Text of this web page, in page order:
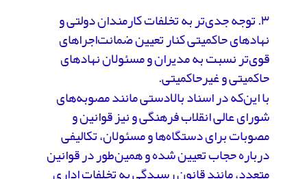
۳. توجه جدی‌تر به تخلفات کارمندان دولتی و
نهادهای حاکمیتی کنار تعیین ضمانت‌اجراهای
قوی‌تر نسبت به مدیران و مسئولان نهادهای
حاکمیتی و غیرحاکمیتی.
با این‌که در اسناد بالادستی مانند مصوبه‌های
شورای عالی انقلاب فرهنگی و نیز قوانین و
مصوبات برای دستگاه‌ها و مسئولان، تکالیفی
درباره حجاب تعیین شده و همین‌طور در قوانین